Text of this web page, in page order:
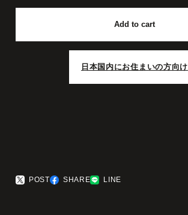
Add to cart
日本国内にお住まいの方向け
POST SHARE LINE